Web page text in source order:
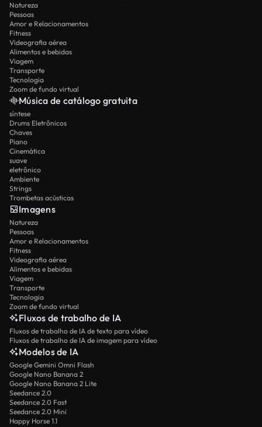
Natureza
Pessoas
Amor e Relacionamentos
Fitness
Videografia aérea
Alimentos e bebidas
Viagem
Transporte
Tecnologia
Zoom de fundo virtual
Música de catálogo gratuita
síntese
Drums Eletrônicos
Chaves
Piano
Cinemática
suave
eletrônico
Ambiente
Strings
Trombetas acústicas
Imagens
Natureza
Pessoas
Amor e Relacionamentos
Fitness
Videografia aérea
Alimentos e bebidas
Viagem
Transporte
Tecnologia
Zoom de fundo virtual
Fluxos de trabalho de IA
Fluxos de trabalho de IA de texto para vídeo
Fluxos de trabalho de IA de imagem para vídeo
Modelos de IA
Google Gemini Omni Flash
Google Nano Banana 2
Google Nano Banana 2 Lite
Seedance 2.0
Seedance 2.0 Fast
Seedance 2.0 Mini
Happy Horse 1.1